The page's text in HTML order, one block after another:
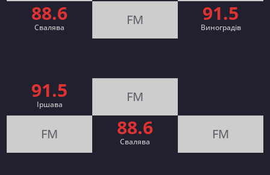
88.6
Свалява FM 91.5
Виноградів
91.5
Іршава FM
FM 88.6
Cвалява FM